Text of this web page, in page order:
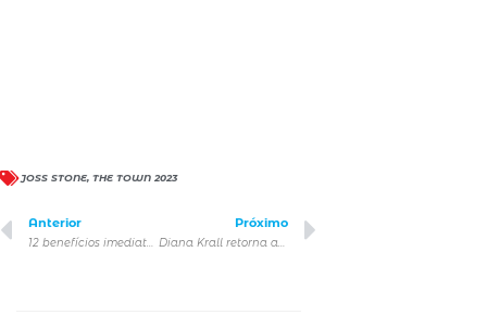
JOSS STONE, THE TOWN 2023
Anterior
12 benefícios imediatos ao se abandonar o vício do fumo
Próximo
Diana Krall retorna ao Brasil em novembro com shows em São Paulo e no Rio de Janeiro